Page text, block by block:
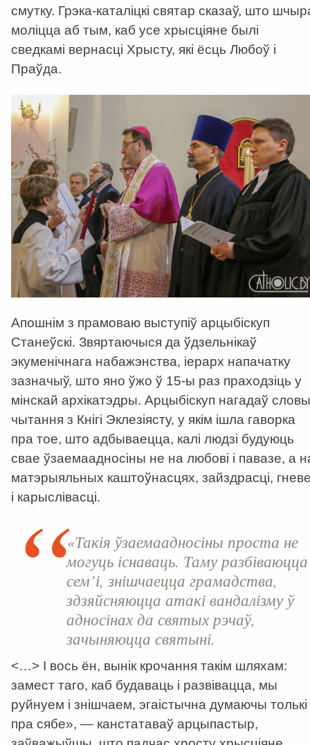
смутку. Грэка-каталіцкі святар сказаў, што
моліцца аб тым, каб усе хрысціяне былі
сведкамі вернасці Хрысту, які ёсць Любоў і
Праўда.
Апошнім з прамоваю выступіў арцыбіскуп
Станеўскі. Звяртаючыся да ўдзельнікаў
экуменічнага набажэнства, іерарх напачатку
зазначыў, што яно ўжо ў 15-ы раз праходзіць у
мінскай архікатэдры. Арцыбіскуп нагадаў словы
чытання з Кнігі Эклезіясту, у якім ішла гаворка
пра тое, што адбываецца, калі людзі будуюць
свае ўзаемаадносіны не на любові і павазе, а
матэрыяльных каштоўнасцях, зайздрасці,
і карыслівасці.
«Такія ўзаемаадносіны проста не
могуць існаваць. Таму разбіваюцца
сем’і, знішчаецца грамадства,
здзяйсняюцца атакі вандалізму ў
адносінах да святых рэчаў,
зачыняюцца святыні.
<…> І вось ён, вынік крочання такім шляхам:
замест таго, каб будаваць і развівацца, мы
руйнуем і знішчаем, эгаістычна думаючы толькі
пра сябе», — канстатаваў арцыпастыр,